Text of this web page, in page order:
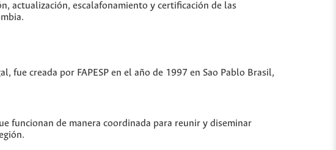
actualización, escalafonamiento y certificación de las
fue creada por FAPESP en el año de 1997 en Sao Pablo Brasil,
funcionan de manera coordinada para reunir y diseminar